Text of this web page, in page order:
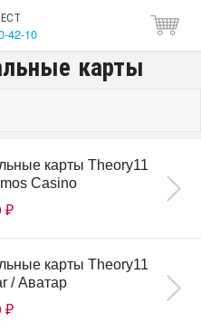
42-10
карты
карты Theory11
Casino
₽
карты Theory11
/ Аватар
₽